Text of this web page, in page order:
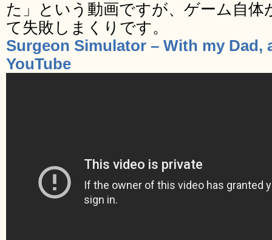
た」という動画ですが、ゲーム自体
て失敗しまくりです。
Surgeon Simulator – With my Dad,
YouTube